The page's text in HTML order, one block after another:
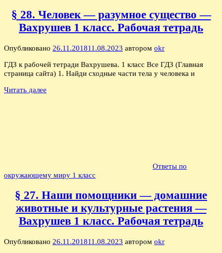
§ 28. Человек — разумное существо —
Вахрушев 1 класс. Рабочая тетрадь
Опубликовано 26.11.201811.08.2023 автором okr
ГДЗ к рабочей тетради Вахрушева. 1 класс Все ГДЗ (Главная
страница сайта) 1. Найди сходные части тела у человека и
Читать далее
Ответы по
окружающему миру 1 класс
§ 27. Наши помощники — домашние
животные и культурные растения —
Вахрушев 1 класс. Рабочая тетрадь
Опубликовано 26.11.201811.08.2023 автором okr